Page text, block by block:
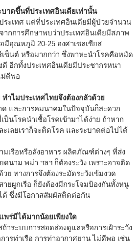
บาดขึ้นที่ประเทศอินเดียเท่านั้น
ระเทศ แต่ที่ประเทศอินเดียมีผู้ป่วยจำนวน
ากการศึกษาพบว่าประเทศอินเดียมีสภาพ
มีอุณหภูมิ 20-25 องศาเซลเซียส
ซ็นต์ หรือมากกว่า ซึ่งพาหะนำโรคคือหมัด
อีกทั้งประเทศอินเดียมีประชากรหนา
ม่ดีพอ
ำไมประเทศไทยจึงต้องกลัวด้วย
ด และการคมนาคมในปัจจุบันก็สะดวก
ป็นโรคนำเชื้อโรคเข้ามาได้ง่าย ถ้าหาก
ะเลยเราก็จะติดโรค และระบาดต่อไปได้
เรือหรือลังอาหาร ผลิตภัณฑ์ต่างๆ ที่ส่ง
ดนาม พม่า ฯลฯ ก็ต้องระวัง เพราะอาจติด
ย ทางการจึงต้องระมัดระวังเข้มงวด
ยผูกเรือ ก็ยังต้องมีกระโจมป้องกันทั้งหนู
ด้ ซึ่งมีโอกาสสัมผัสติดต่อกัน
พร่มีได้มากน้อยเพียงใด
าระบบการสอดส่องดูแลหรือการเฝ้าระวัง
รท่าเรือ การท่าอากาศยาน ไม่ดีพอ เช่น